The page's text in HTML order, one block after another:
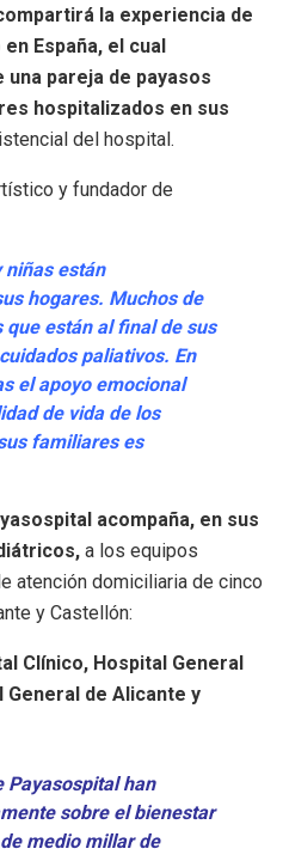
la experiencia de
España, el cual
pareja de payasos
hospitalizados en sus
del hospital.
y fundador de
niñas están
hogares. Muchos de
que están al final de sus
paliativos. En
el apoyo emocional
de vida de los
familiares es
acompaña, en sus
a los equipos
atención domiciliaria de cinco
y Castellón:
Clínico, Hospital General
General de Alicante y
Payasospital han
sobre el bienestar
medio millar de